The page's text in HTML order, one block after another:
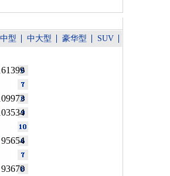
中型 中大型 豪华型 SUV
95654
93670